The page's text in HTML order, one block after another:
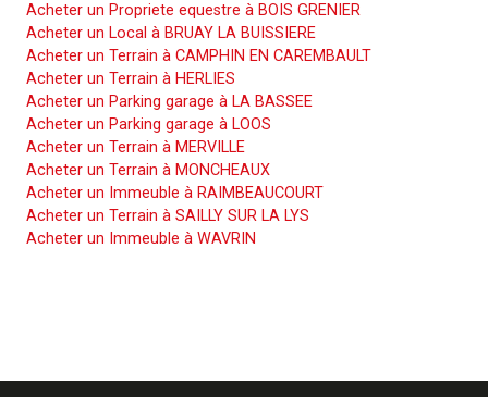
Acheter un Propriete equestre à BOIS GRENIER
Acheter un Local à BRUAY LA BUISSIERE
Acheter un Terrain à CAMPHIN EN CAREMBAULT
Acheter un Terrain à HERLIES
Acheter un Parking garage à LA BASSEE
Acheter un Parking garage à LOOS
Acheter un Terrain à MERVILLE
Acheter un Terrain à MONCHEAUX
Acheter un Immeuble à RAIMBEAUCOURT
Acheter un Terrain à SAILLY SUR LA LYS
Acheter un Immeuble à WAVRIN